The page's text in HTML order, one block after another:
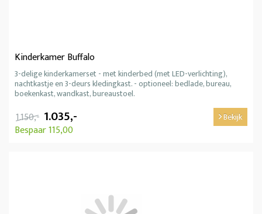
Kinderkamer Buffalo
3-delige kinderkamerset - met kinderbed (met LED-verlichting),
nachtkastje en 3-deurs kledingkast. - optioneel: bedlade, bureau,
boekenkast, wandkast, bureaustoel.
1.150,- 1.035,-
Bespaar 115,00
Bekijk